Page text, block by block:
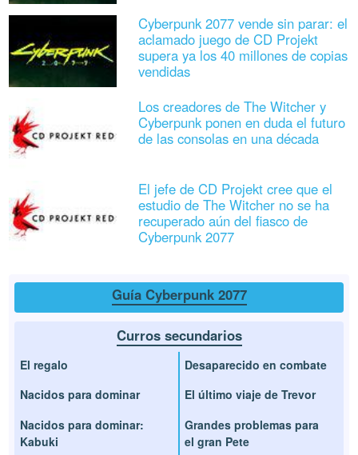
Cyberpunk 2077 vende sin parar: el
aclamado juego de CD Projekt
supera ya los 40 millones de copias
vendidas
Los creadores de The Witcher y
Cyberpunk ponen en duda el futuro
de las consolas en una década
El jefe de CD Projekt cree que el
estudio de The Witcher no se ha
recuperado aún del fiasco de
Cyberpunk 2077
Guía Cyberpunk 2077
Curros secundarios
El regalo
Nacidos para dominar
Nacidos para dominar:
Kabuki
Desaparecido en combate
El último viaje de Trevor
Grandes problemas para
el gran Pete